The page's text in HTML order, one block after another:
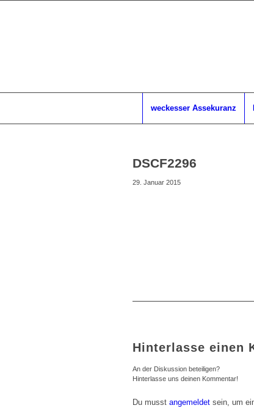
weckesser Assekuranz
DSCF2296
29. Januar 2015
Hinterlasse einen
An der Diskussion beteiligen?
Hinterlasse uns deinen Kommentar!
Du musst angemeldet sein, um